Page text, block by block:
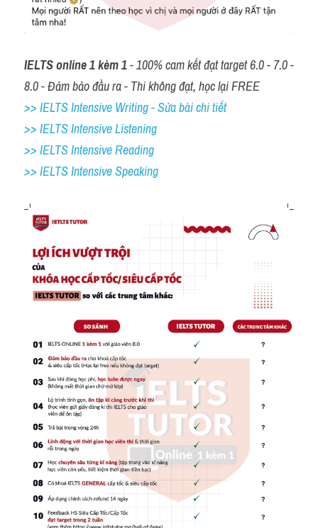
IELTS online 1 kèm 1 - 100% cam kết đạt target 6.0 - 7.0 -
8.0 - Đảm bảo đầu ra - Thi không đạt, học lại FREE
>> IELTS Intensive Writing - Sửa bài chi tiết
>> IELTS Intensive Listening
>> IELTS Intensive Reading
>> IELTS Intensive Speaking